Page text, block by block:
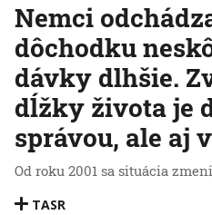
Nemci
dôchodku
dávky dlhšie.
dĺžky života je
správou, ale aj
Od roku 2001 sa situácia
TASR